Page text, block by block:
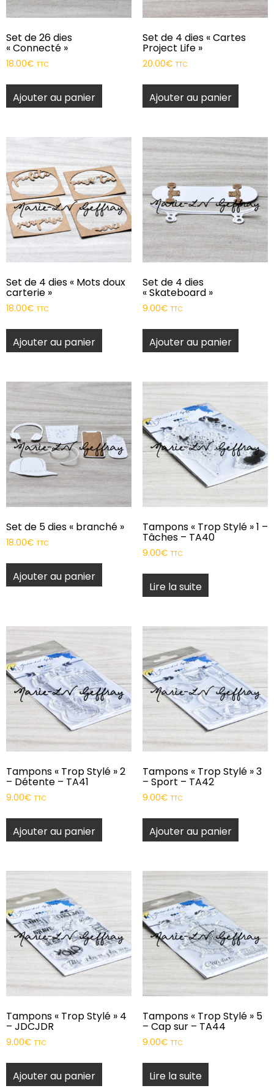
Set de 26 dies
« Connecté »
18.00€ TTC
Ajouter au panier
Set de 4 dies « Cartes
Project Life »
20.00€ TTC
Ajouter au panier
Set de 4 dies « Mots doux
carterie »
18.00€ TTC
Ajouter au panier
Set de 4 dies
« Skateboard »
9.00€ TTC
Ajouter au panier
Set de 5 dies « branché »
18.00€ TTC
Ajouter au panier
Tampons « Trop Stylé » 1 –
Tâches – TA40
9.00€ TTC
Lire la suite
Tampons « Trop Stylé » 2
– Détente – TA41
9.00€ TTC
Ajouter au panier
Tampons « Trop Stylé » 3
– Sport – TA42
9.00€ TTC
Ajouter au panier
Tampons « Trop Stylé » 4
– JDCJDR
9.00€ TTC
Ajouter au panier
Tampons « Trop Stylé » 5
– Cap sur – TA44
9.00€ TTC
Lire la suite